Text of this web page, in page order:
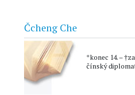
Čcheng Che
*konec 14. –
čínský